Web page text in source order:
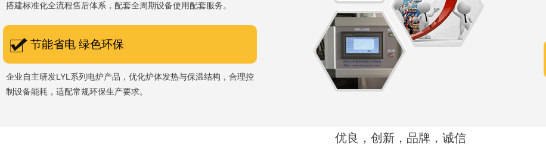
搭建标准化全流程售后体系，配套全周期设备使用配套服务。
节能省电 绿色环保
企业自主研发LYL系列电炉产品，优化炉体发热与保温结构，合理控
制设备能耗，适配常规环保生产要求。
优良，创新，品牌，诚信